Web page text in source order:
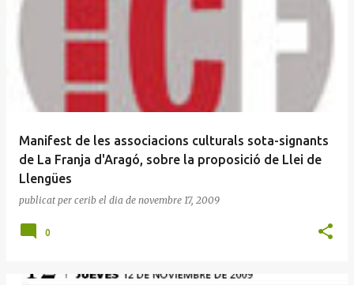
Manifest de les associacions culturals sota-signants
de La Franja d'Aragó, sobre la proposició de Llei de
Llengües
publicat per cerib el dia de novembre 17, 2009
0